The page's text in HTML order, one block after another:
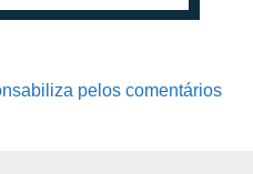
pelos comentários